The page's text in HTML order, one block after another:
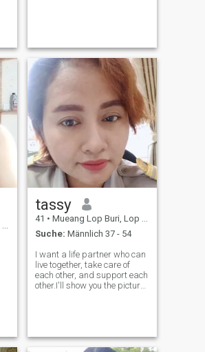
tassy
41 • Mueang Lop Buri, Lop Buri, Thailand
Suche: Männlich 37 - 54
I want a life partner who can
live together, take care of
each other, and support each
other.I'll show you the picture